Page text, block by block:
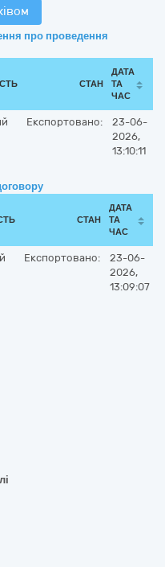
про проведення
СТАН
ДАТА
ТА
ЧАС
Експортовано:
23-06-
2026,
13:10:11
СТАН
ДАТА
ТА
ЧАС
Експортовано:
23-06-
2026,
13:09:07